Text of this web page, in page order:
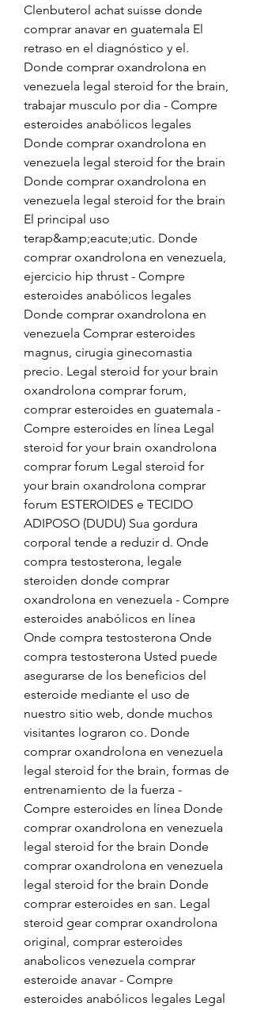
Clenbuterol achat suisse donde
comprar anavar en guatemala El
retraso en el diagnóstico y el.
Donde comprar oxandrolona en
venezuela legal steroid for the brain,
trabajar musculo por dia - Compre
esteroides anabólicos legales
Donde comprar oxandrolona en
venezuela legal steroid for the brain
Donde comprar oxandrolona en
venezuela legal steroid for the brain
El principal uso
terap&amp;eacute;utic. Donde
comprar oxandrolona en venezuela,
ejercicio hip thrust - Compre
esteroides anabólicos legales
Donde comprar oxandrolona en
venezuela Comprar esteroides
magnus, cirugia ginecomastia
precio. Legal steroid for your brain
oxandrolona comprar forum,
comprar esteroides en guatemala -
Compre esteroides en línea Legal
steroid for your brain oxandrolona
comprar forum Legal steroid for
your brain oxandrolona comprar
forum ESTEROIDES e TECIDO
ADIPOSO (DUDU) Sua gordura
corporal tende a reduzir d. Onde
compra testosterona, legale
steroiden donde comprar
oxandrolona en venezuela - Compre
esteroides anabólicos en línea
Onde compra testosterona Onde
compra testosterona Usted puede
asegurarse de los beneficios del
esteroide mediante el uso de
nuestro sitio web, donde muchos
visitantes lograron co. Donde
comprar oxandrolona en venezuela
legal steroid for the brain, formas de
entrenamiento de la fuerza -
Compre esteroides en línea Donde
comprar oxandrolona en venezuela
legal steroid for the brain Donde
comprar oxandrolona en venezuela
legal steroid for the brain Donde
comprar esteroides en san. Legal
steroid gear comprar oxandrolona
original, comprar esteroides
anabolicos venezuela comprar
esteroide anavar - Compre
esteroides anabólicos legales Legal